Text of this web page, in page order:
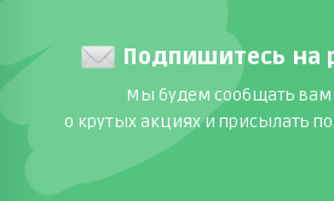
Подпишитесь на
Мы будем сообщать вам
о крутых акциях и присылать